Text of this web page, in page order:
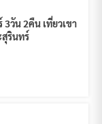
3วัน 2คืน เที่ยวเขา
รินทร์